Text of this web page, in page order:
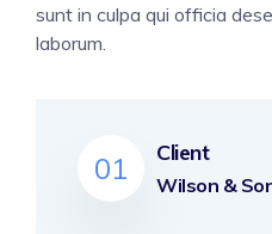
sunt in culpa qui officia
laborum.
01 Client
Wilson &